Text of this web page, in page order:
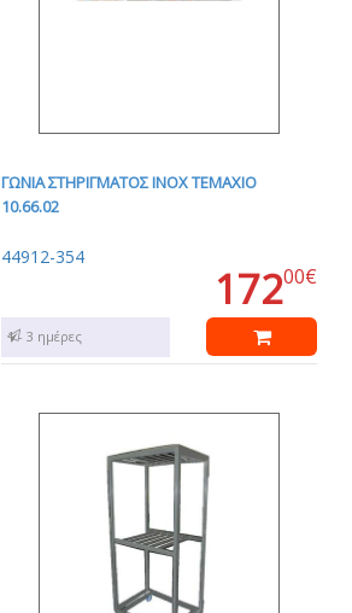
ΓΩΝΙΑ ΣΤΗΡΙΓΜΑΤΟΣ INOX ΤΕΜΑΧΙΟ
10.66.02
44912-354
17200€
1 - 3 ημέρες